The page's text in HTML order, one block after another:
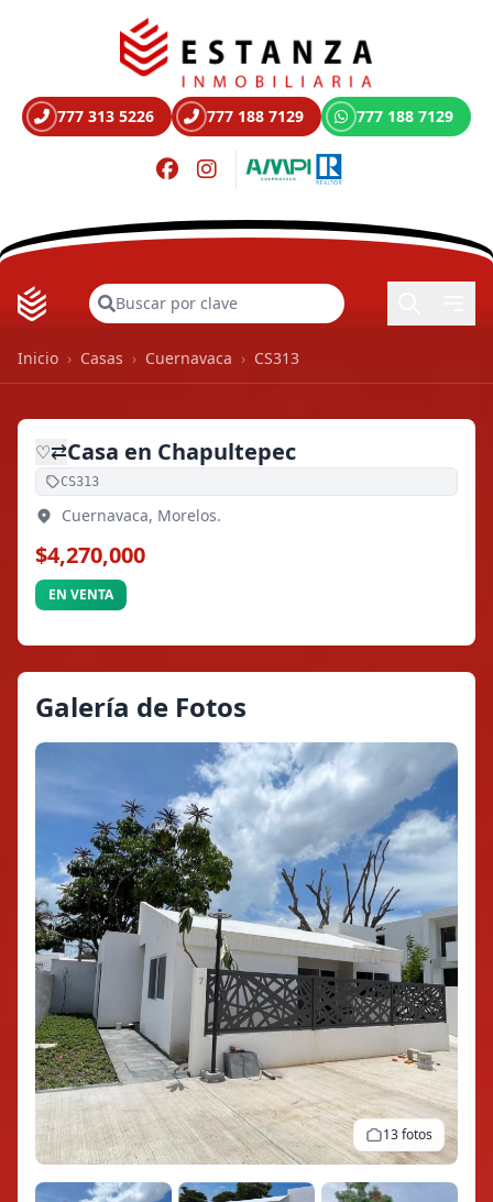
777 313 5226 777 188 7129 777 188 7129
Buscar
Inicio › Casas › Cuernavaca › CS313
♡⇄Casa en Chapultepec
CS313
Cuernavaca, Morelos.
$4,270,000
EN VENTA
Galería de Fotos
13 fotos